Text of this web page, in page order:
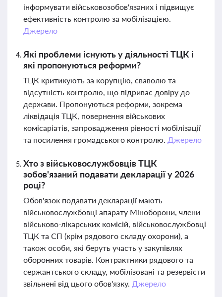
інформувати військовозобов'язаних і підвищує
ефективність контролю за мобілізацією.
Джерело
Які проблеми існують у діяльності ТЦК і
які пропонуються реформи?
ТЦК критикують за корупцію, сваволю та
відсутність контролю, що підриває довіру до
держави. Пропонуються реформи, зокрема
ліквідація ТЦК, повернення військових
комісаріатів, запровадження рівності мобілізації
та посилення громадського контролю. Джерело
Хто з військовослужбовців ТЦК
зобов'язаний подавати декларації у 2026
році?
Обов'язок подавати декларації мають
військовослужбовці апарату Міноборони, члени
військово-лікарських комісій, військовослужбовці
ТЦК та СП (крім рядового складу охорони), а
також особи, які беруть участь у закупівлях
оборонних товарів. Контрактники рядового та
сержантського складу, мобілізовані та резервісти
звільнені від цього обов'язку. Джерело